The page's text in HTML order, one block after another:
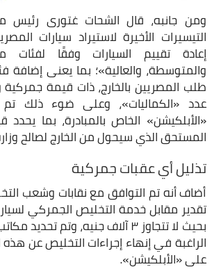
ومن جانبه، قال الشحات غتورى رئيس
التيسيرات الأخيرة لاستيراد سيارات
إعادة تقييم السيارات وفقًا لفئات
والمتوسطة، والعالية»؛ بما يعنى إضافة
طلب المصريين بالخارج، ذات قيمة
عدد «الكماليات»، وعلى ضوء ذلك
«الأبلكيشن» الخاص بالمبادرة، بما يحدد
المستحق الذي سيحول من الخارج لصالح
تذليل أي عقبات جمركية
أضاف أنه تم التوافق مع نقابات وشعب
تقدير مقابل خدمة التخليص الجمركي
بحيث لا تتجاوز ٣ آلاف جنيه، وتم
الراغبة في إنهاء إجراءات التخليص عن هذه
على «الأبلكيشن».